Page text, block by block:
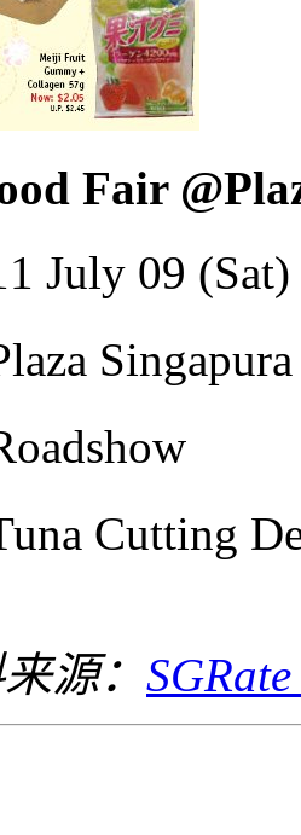
Fair
July 09
Singapura
Cutting
源：